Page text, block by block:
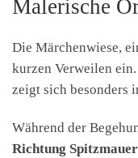
Malerische
Die Märchenwiese,
kurzen Verweilen
zeigt sich besonders
Während der
Richtung Spitzmauer